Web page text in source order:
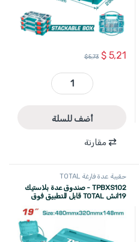
$5,21
$5,73
TPBX1151 - صندوق براغي بلاستيك 15 انش TOTAL quantity
أضف للسلة
مقارنة
حقيبة عدة فارغة TOTAL
TPBXS102 - صندوق عدة بلاستيك
19انش TOTAL قابل للتطبيق فوق